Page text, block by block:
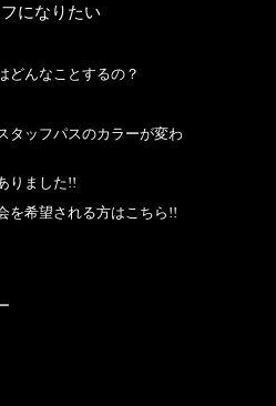
になりたい
どんなことするの？
タッフパスのカラーが変わ
りました!!
を希望される方はこちら!!